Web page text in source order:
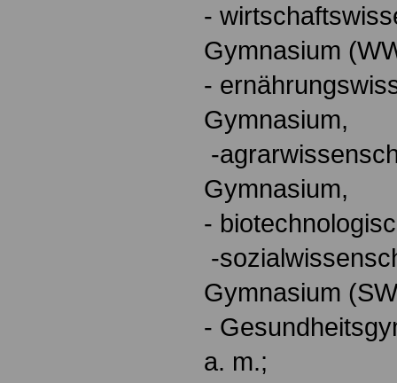
-
Gymnasium
-
Gymnasium,
-
Gymnasium,
-
-
Gymnasium
-
a. m.;